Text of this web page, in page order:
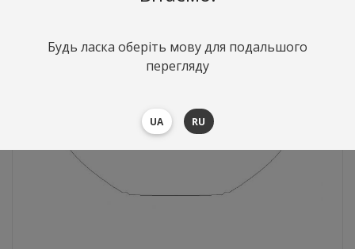
Будь ласка оберіть мову для подальшого
перегляду
UA RU